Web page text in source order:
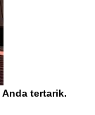
tertarik.